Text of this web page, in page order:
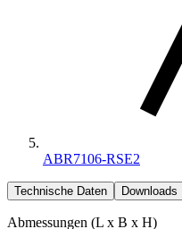
ABR7106-RSE2
Technische Daten Downloads
Abmessungen (L x B x H)